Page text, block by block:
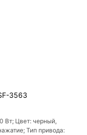
3563
Вт; Цвет: черный,
Тип привода: